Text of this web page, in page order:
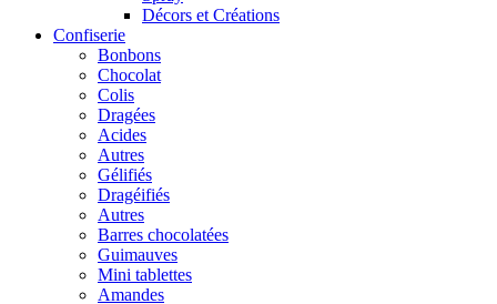
Décors et Créations
Confiserie
Bonbons
Chocolat
Colis
Dragées
Acides
Autres
Gélifiés
Dragéifiés
Autres
Barres chocolatées
Guimauves
Mini tablettes
Amandes